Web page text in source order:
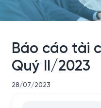
Báo cáo tài
Quý II/2023
28/07/2023